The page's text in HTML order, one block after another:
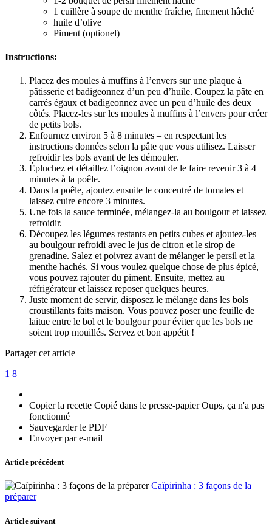
1 cuillère à soupe de menthe fraîche, finement hâché
huile d’olive
Piment (optionel)
Instructions:
Placez des moules à muffins à l’envers sur une plaque à
pâtisserie et badigeonnez d’un peu d’huile. Coupez la pâte en
carrés égaux et badigeonnez avec un peu d’huile des deux
côtés. Placez-les sur les moules à muffins à l’envers pour créer
de petits bols.
Enfournez environ 5 à 8 minutes – en respectant les
instructions données selon la pâte que vous utilisez. Laisser
refroidir les bols avant de les démouler.
Épluchez et détaillez l’oignon avant de le faire revenir 3 à 4
minutes à la poêle.
Dans la poêle, ajoutez ensuite le concentré de tomates et
laissez cuire encore 3 minutes.
Une fois la sauce terminée, mélangez-la au boulgour et laissez
refroidir.
Découpez les légumes restants en petits cubes et ajoutez-les
au boulgour refroidi avec le jus de citron et le sirop de
grenadine. Salez et poivrez avant de mélanger le persil et la
menthe hachés. Si vous voulez quelque chose de plus épicé,
vous pouvez rajouter du piment. Ensuite, mettez au
réfrigérateur et laissez reposer quelques heures.
Juste moment de servir, disposez le mélange dans les bols
croustillants faits maison. Vous pouvez poser une feuille de
laitue entre le bol et le boulgour pour éviter que les bols ne
soient trop mouillés. Servez et bon appétit !
Partager cet article
1 8
Copier la recette Copié dans le presse-papier Oups, ça n'a pas
fonctionné
Sauvegarder le PDF
Envoyer par e-mail
Article précédent
Caïpirinha : 3 façons de la
préparer
Article suivant